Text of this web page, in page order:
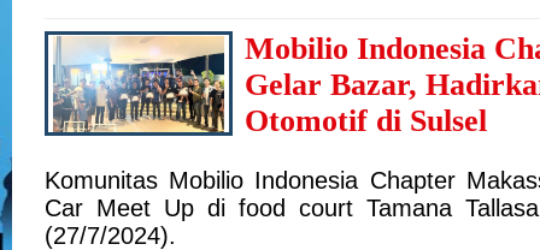
Mobilio Indonesia
Gelar Bazar,
Otomotif di Sulsel
Komunitas Mobilio Indonesia Chapter
Car Meet Up di food court Tamana
(27/7/2024).